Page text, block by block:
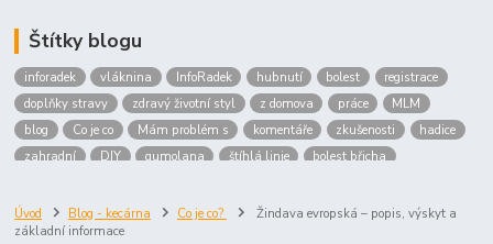
Štítky blogu
inforadek vláknina InfoRadek hubnutí bolest
registrace
doplňky stravy
zdravý životní styl z domova práce
MLM
blog
Co je co Mám problém s komentáře zkušenosti
hadice
zahradní
DIY gumolana štíhlá linie
bolest břicha
Prokloub
Vláknina spolupráce body peníze
brigáda
nákup
prodej
Úvod Blog - kecárna Co je co?
Žindava evropská – popis, výskyt a
základní informace